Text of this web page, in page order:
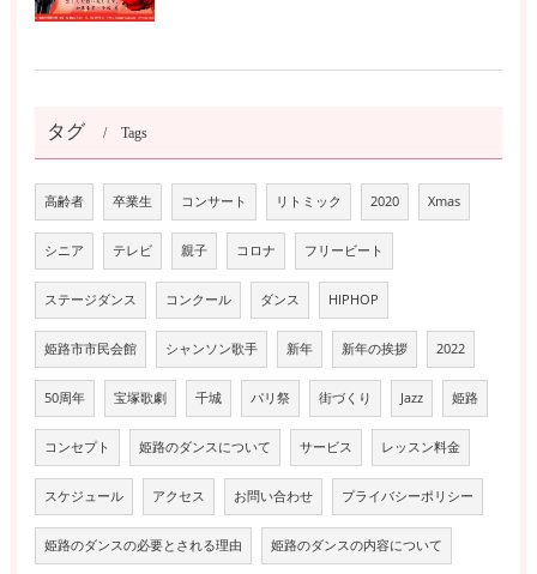
タグ Tags
高齢者 卒業生 コンサート リトミック 2020 Xmas
シニア テレビ 親子 コロナ フリービート
ステージダンス コンクール ダンス HIPHOP
姫路市市民会館 シャンソン歌手 新年 新年の挨拶 2022
50周年 宝塚歌劇 千城 パリ祭 街づくり Jazz 姫路
コンセプト 姫路のダンスについて サービス レッスン料金
スケジュール アクセス お問い合わせ プライバシーポリシー
姫路のダンスの必要とされる理由 姫路のダンスの内容について